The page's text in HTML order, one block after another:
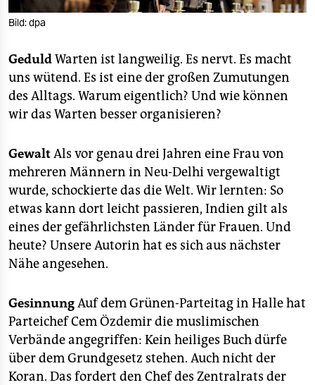
fragen & hilfe
abo
genossenschaft
epaper login
Bild: dpa
GeduldWarten ist langweilig. Es nervt. Es macht
uns wütend. Es ist eine der großen Zumutungen
des Alltags. Warum eigentlich? Und wie können
wir das Warten besser organisieren?
GewaltAls vor genau drei Jahren eine Frau von
mehreren Männern in Neu-Delhi vergewaltigt
wurde, schockierte das die Welt. Wir lernten: So
etwas kann dort leicht passieren, Indien gilt als
eines der gefährlichsten Länder für Frauen. Und
heute? Unsere Autorin hat es sich aus nächster
Nähe angesehen.
GesinnungAuf dem Grünen-Parteitag in Halle hat
Parteichef Cem Özdemir die muslimischen
Verbände angegriffen: Kein heiliges Buch dürfe
über dem Grundgesetz stehen. Auch nicht der
Koran. Das fordert den Chef des Zentralrats der